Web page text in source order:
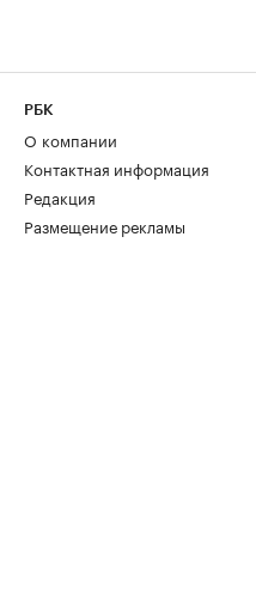
РБК
О компании
Контактная информация
Редакция
Размещение рекламы